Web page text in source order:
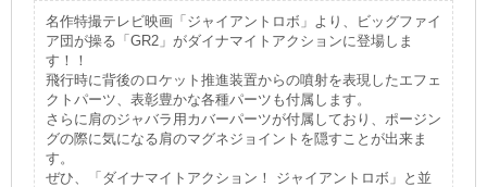
名作特撮テレビ映画「ジャイアントロボ」より、ビッグファイ
ア団が操る「GR2」がダイナマイトアクションに登場しま
す！！
飛行時に背後のロケット推進装置からの噴射を表現したエフェ
クトパーツ、表彰豊かな各種パーツも付属します。
さらに肩のジャバラ用カバーパーツが付属しており、ポージン
グの際に気になる肩のマグネジョイントを隠すことが出来ま
す。
ぜひ、「ダイナマイトアクション！ ジャイアントロボ」と並